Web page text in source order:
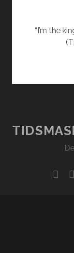
“I’m the